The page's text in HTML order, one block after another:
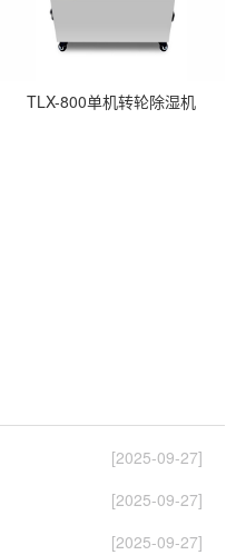
TLX-800单机转轮除湿机
[2025-09-27]
[2025-09-27]
[2025-09-27]